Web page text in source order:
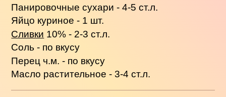
Панировочные сухари - 4-5 ст.л.
Яйцо куриное - 1 шт.
Сливки 10% - 2-3 ст.л.
Соль - по вкусу
Перец ч.м. - по вкусу
Масло растительное - 3-4 ст.л.